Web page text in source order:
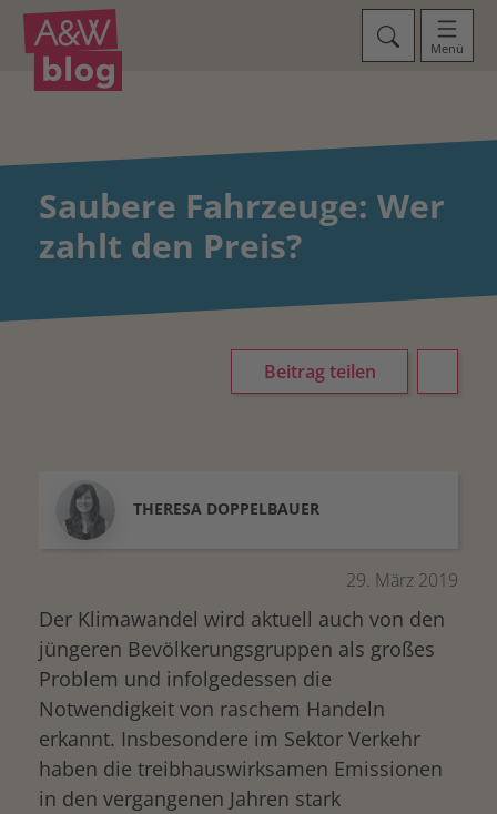
Menü
Saubere Fahrzeuge: Wer
zahlt den Preis?
Beitrag teilen
THERESA DOPPELBAUER
29. März 2019
Der Klimawandel wird aktuell auch von den
jüngeren Bevölkerungsgruppen als großes
Problem und infolgedessen die
Notwendigkeit von raschem Handeln
erkannt. Insbesondere im Sektor Verkehr
haben die treibhauswirksamen Emissionen
in den vergangenen Jahren stark